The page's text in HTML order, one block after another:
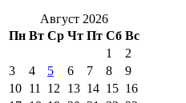
Август 2026
Пн Вт Ср Чт Пт Сб Вс
1
2
3
4 5 6 7 8
9
10 11 12 13 14 15 16